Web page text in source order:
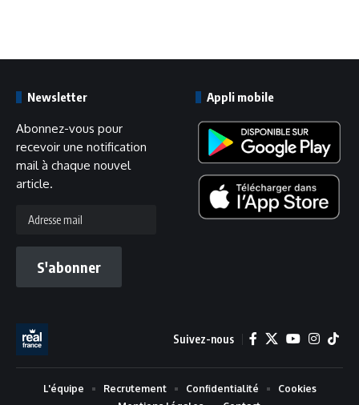
Newsletter
Abonnez-vous pour
recevoir une notification
mail à chaque nouvel
article.
mail
S'abonner
Appli mobile
Suivez-nous
L'équipe Recrutement Confidentialité
Cookies